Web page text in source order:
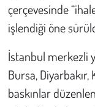
çerçevesinde
işlendiği öne
İstanbul merkezli
Bursa, Diyarbakır,
baskınlar
Son Dakika
Eğlence